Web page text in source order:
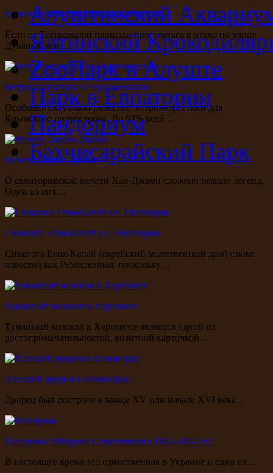
Евпаторийский Краеведческий музей
Если от Театральной площади прогуляться к морю по улице
Дувановской…
Ветрогенераторы в Черноморском
Особенно актуально развитие ветроэнергетики для
Крымского полуострова. До 93% всей…
Мечеть Джума-Джами
О евпаторийской мечети Хан-Джами сложено немало легенд.
Одна из них…
Синагога Егия-Капай в г. Евпатория
Синагога Егия-Капай (еврейский молитвенный дом) также
известна как Ремесленная, поскольку…
Туманный колокол в Херсонесе
Туманный колокол в Херсонесе является одной из
достопримечательностей, визитной карточкой…
Ханский дворец в Бахчисарае
Дворец был построен в конце XV или начале XVI века…
Панорама "Оборона Севастополя в 1854–1855 гг."
В настоящее время это единственная в Украине и одна из…
Алуштинский
Ялтинский
ZooПарк в Алуште
Парк в Евпатории
Пандориум
Бахчисарайский Парк